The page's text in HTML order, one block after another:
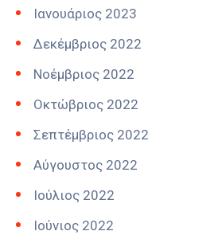
Ιανουάριος 2023
Δεκέμβριος 2022
Νοέμβριος 2022
Οκτώβριος 2022
Σεπτέμβριος 2022
Αύγουστος 2022
Ιούλιος 2022
Ιούνιος 2022